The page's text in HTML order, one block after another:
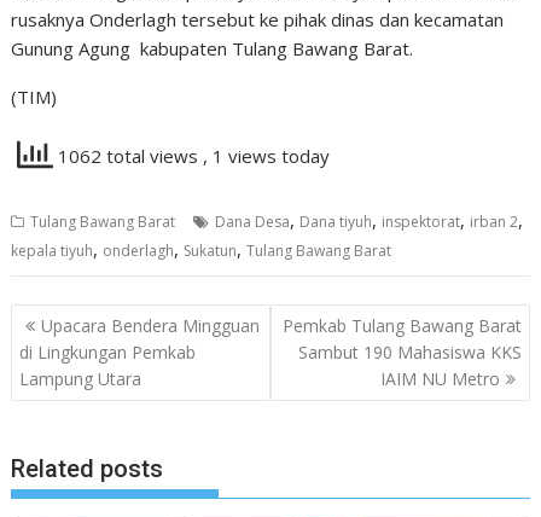
rusaknya Onderlagh tersebut ke pihak dinas dan kecamatan
Gunung Agung kabupaten Tulang Bawang Barat.
(TIM)
1062 total views , 1 views today
Tulang Bawang Barat Dana Desa, Dana tiyuh, inspektorat, irban 2,
kepala tiyuh, onderlagh, Sukatun,Tulang Bawang Barat
Navigasi
pos
Upacara Bendera Mingguan
di Lingkungan Pemkab
Lampung Utara
Pemkab Tulang Bawang Barat
Sambut 190 Mahasiswa KKS
IAIM NU Metro
Related posts